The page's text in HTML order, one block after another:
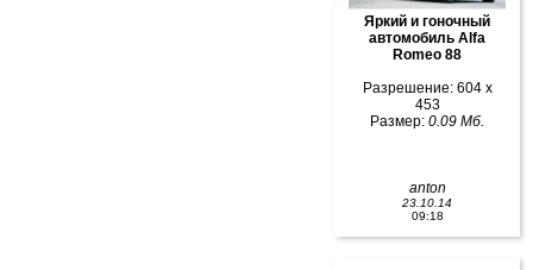
Яркий и гоночный
автомобиль Alfa
Romeo 88
Разрешение: 604 x
453
Размер: 0.09 Мб.
anton
23.10.14
09:18